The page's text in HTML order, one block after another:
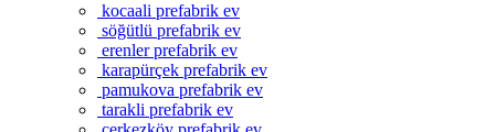
kocaali prefabrik ev
söğütlü prefabrik ev
erenler prefabrik ev
karapürçek prefabrik ev
pamukova prefabrik ev
tarakli prefabrik ev